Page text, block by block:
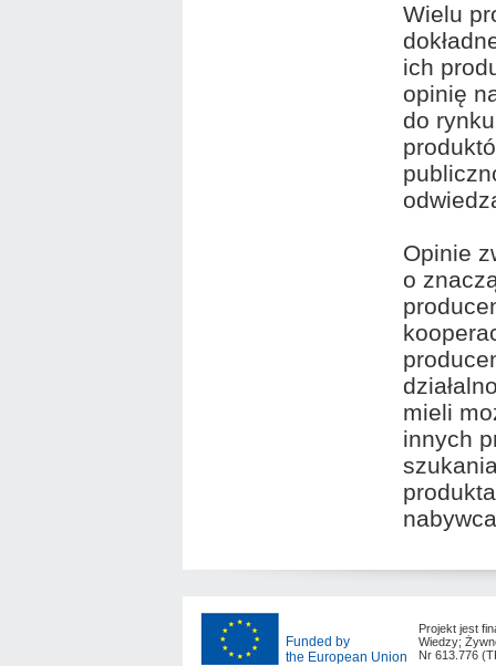
Wielu
ich
opinię
do
Opinie
o
mieli
innych
Funded by
the European Union
Projekt jest
Wiedzy;
Nr 613.776